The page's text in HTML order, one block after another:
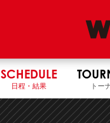
SCHEDULE
日程・結果 トー